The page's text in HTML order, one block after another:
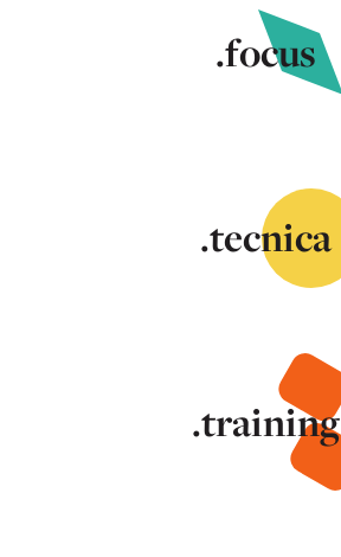
.focus
.tecnica
.training